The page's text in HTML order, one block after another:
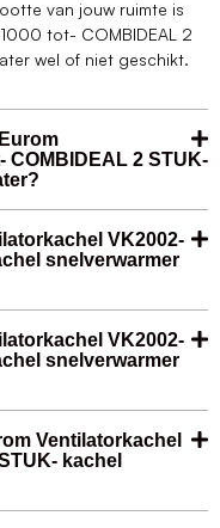
van jouw ruimte is
tot- COMBIDEAL 2
wel of niet geschikt.
COMBIDEAL 2 STUK-
VK2002-
snelverwarmer
VK2002-
snelverwarmer
Ventilatorkachel
kachel